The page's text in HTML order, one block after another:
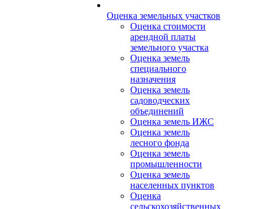
Оценка земельных участков
Оценка стоимости
арендной платы
земельного участка
Оценка земель
специального
назначения
Оценка земель
садоводческих
объединений
Оценка земель ИЖС
Оценка земель
лесного фонда
Оценка земель
промышленности
Оценка земель
населенных пунктов
Оценка
сельскохозяйственных